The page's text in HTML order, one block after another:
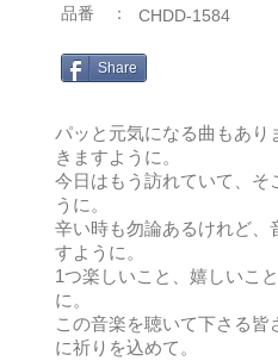
​品番 ：
CHDD-1584
Share
パッと元気になる曲もあり
きますように。
今日はもう訪れていて、そ
うに。
辛い時も勿論あるけれど、
すように。
1つ楽しいこと、嬉しいこ
に。
この音楽を聴いて下さる皆
に祈りを込めて。